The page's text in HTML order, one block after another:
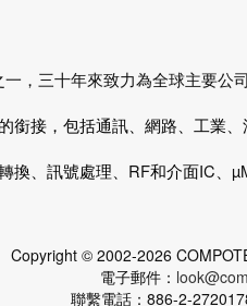
一，三十年來致力為全球主要公
銜接，包括通訊、網路、工業
、訊號處理、 RF和介面IC
Copyright © 2002-2026
電子郵件：
聯繫電話：886-2-